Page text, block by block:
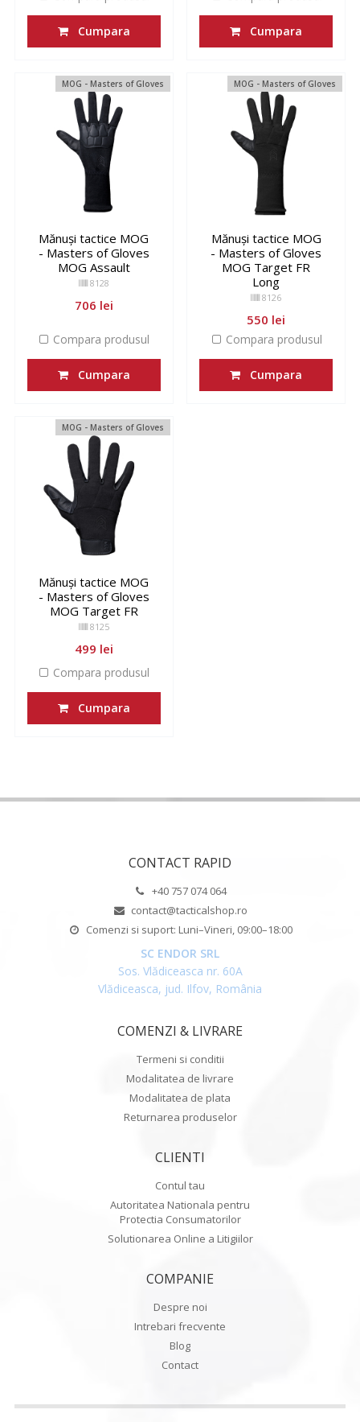
Cumpara Cumpara
MOG - Masters of Gloves
Mănuși tactice MOG
- Masters of Gloves
MOG Assault
8128
706 lei
Compara produsul
Cumpara
MOG - Masters of Gloves
Mănuși tactice MOG
- Masters of Gloves
MOG Target FR
Long
8126
550 lei
Compara produsul
Cumpara
MOG - Masters of Gloves
Mănuși tactice MOG
- Masters of Gloves
MOG Target FR
8125
499 lei
Compara produsul
Cumpara
CONTACT RAPID
+40 757 074 064
contact@tacticalshop.ro
Comenzi si suport: Luni–Vineri, 09:00–18:00
SC ENDOR SRL
Sos. Vlădiceasca nr. 60A
Vlădiceasca, jud. Ilfov, România
COMENZI & LIVRARE
Termeni si conditii
Modalitatea de livrare
Modalitatea de plata
Returnarea produselor
CLIENTI
Contul tau
Autoritatea Nationala pentru
Protectia Consumatorilor
Solutionarea Online a Litigiilor
COMPANIE
Despre noi
Intrebari frecvente
Blog
Contact